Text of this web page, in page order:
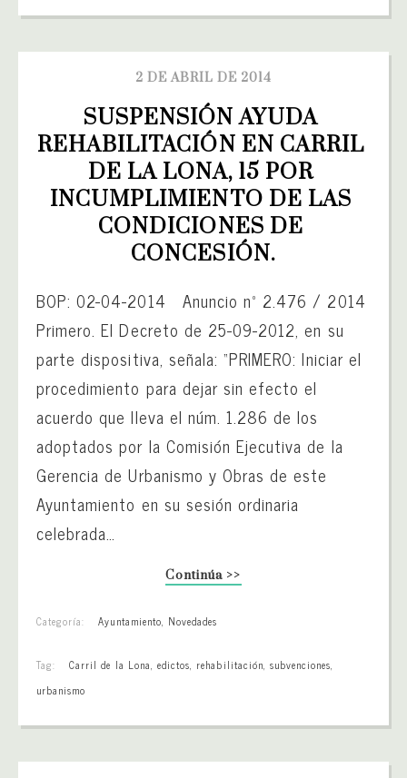
2 DE ABRIL DE 2014
SUSPENSIÓN AYUDA
REHABILITACIÓN EN CARRIL
DE LA LONA, 15 POR
INCUMPLIMIENTO DE LAS
CONDICIONES DE
CONCESIÓN.
BOP: 02-04-2014 Anuncio nº 2.476 / 2014
Primero. El Decreto de 25-09-2012, en su
parte dispositiva, señala: “PRIMERO: Iniciar el
procedimiento para dejar sin efecto el
acuerdo que lleva el núm. 1.286 de los
adoptados por la Comisión Ejecutiva de la
Gerencia de Urbanismo y Obras de este
Ayuntamiento en su sesión ordinaria
celebrada…
Continúa >>
Categoría: Ayuntamiento, Novedades
Tag: Carril de la Lona, edictos, rehabilitación, subvenciones,
urbanismo